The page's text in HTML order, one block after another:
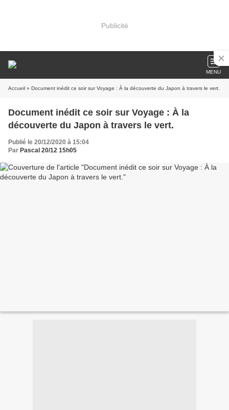
Publicité
MENU
Accueil » Document inédit ce soir sur Voyage : À la découverte du Japon à travers le vert.
Document inédit ce soir sur Voyage : À la
découverte du Japon à travers le vert.
Publié le 20/12/2020 à 15:04
Par Pascal 20/12 15h05